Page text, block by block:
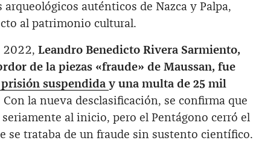
auténticos de Nazca y Palpa,
al patrimonio cultural.
2022, Leandro Benedicto Rivera Sarmiento,
de la piezas «fraude» de Maussan, fue
suspendida y una multa de 25 mil
la nueva desclasificación, se confirma que
al inicio, pero el Pentágono cerró el
se trataba de un fraude sin sustento científico.